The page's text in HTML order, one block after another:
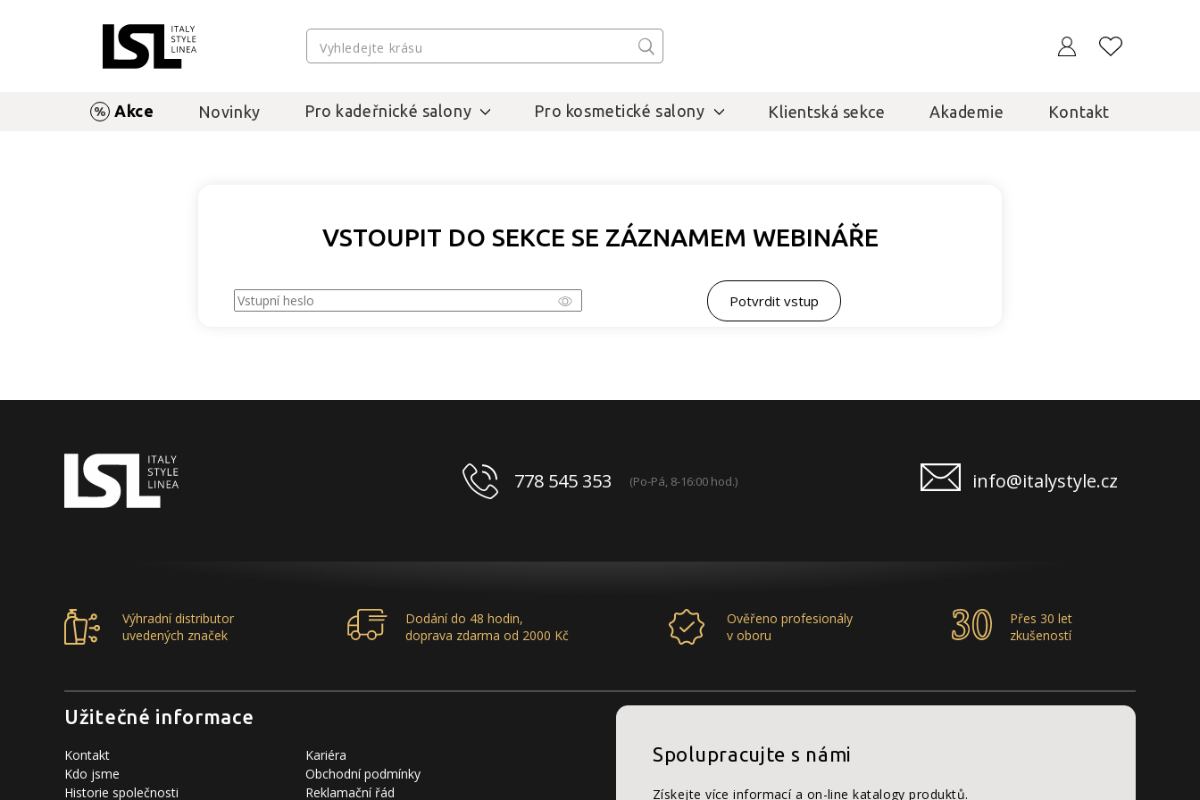
Akce Novinky Pro kadeřnické salony Pro kosmetické salony Klientská sekce Akademie Kontakt
VSTOUPIT DO SEKCE SE ZÁZNAMEM WEBINÁŘE
778 545 353 (Po-Pá, 8-16:00 hod.) info@italystyle.cz
Výhradní distributor
uvedených značek
Dodání do 48 hodin,
doprava zdarma od 2000 Kč
Ověřeno profesionály
v oboru
Přes 30 let
zkušeností
Užitečné informace
Kontakt
Kdo jsme
Historie společnosti
Kariéra
Obchodní podmínky
Reklamační řád
Spolupracujte s námi
Získejte více informací a on-line katalogy produktů.